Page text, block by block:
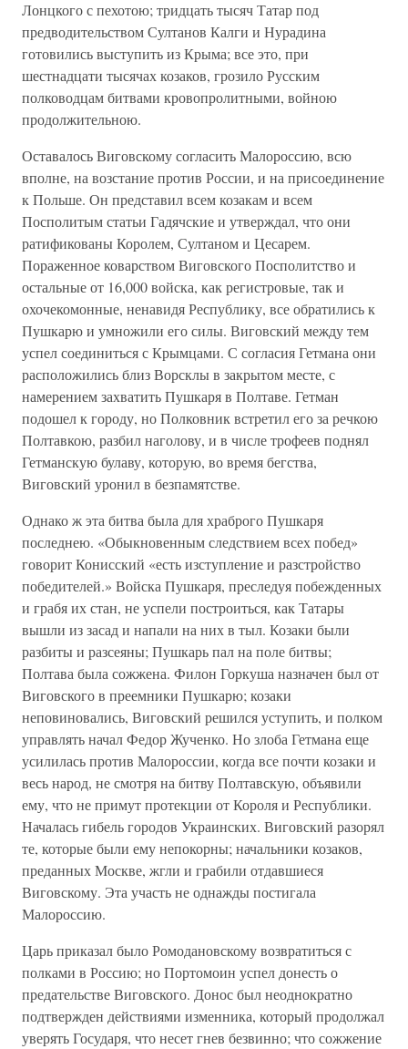
Лонцкого с пехотою; тридцать тысяч Татар под
предводительством Султанов Калги и Нурадина
готовились выступить из Крыма; все это, при
шестнадцати тысячах козаков, грозило Русским
полководцам битвами кровопролитными, войною
продолжительною.
Оставалось Виговскому согласить Малороссию, всю
вполне, на возстание против России, и на присоединение
к Польше. Он представил всем козакам и всем
Посполитым статьи Гадячские и утверждал, что они
ратификованы Королем, Султаном и Цесарем.
Пораженное коварством Виговского Посполитство и
остальные от 16,000 войска, как регистровые, так и
охочекомонные, ненавидя Республику, все обратились к
Пушкарю и умножили его силы. Виговский между тем
успел соединиться с Крымцами. С согласия Гетмана они
расположились близ Ворсклы в закрытом месте, с
намерением захватить Пушкаря в Полтаве. Гетман
подошел к городу, но Полковник встретил его за речкою
Полтавкою, разбил наголову, и в числе трофеев поднял
Гетманскую булаву, которую, во время бегства,
Виговский уронил в безпамятстве.
Однако ж эта битва была для храброго Пушкаря
последнею. «Обыкновенным следствием всех побед»
говорит Конисский «есть изступление и разстройство
победителей.» Войска Пушкаря, преследуя побежденных
и грабя их стан, не успели построиться, как Татары
вышли из засад и напали на них в тыл. Козаки были
разбиты и разсеяны; Пушкарь пал на поле битвы;
Полтава была сожжена. Филон Горкуша назначен был от
Виговского в преемники Пушкарю; козаки
неповиновались, Виговский решился уступить, и полком
управлять начал Федор Жученко. Но злоба Гетмана еще
усилилась против Малороссии, когда все почти козаки и
весь народ, не смотря на битву Полтавскую, объявили
ему, что не примут протекции от Короля и Республики.
Началась гибель городов Украинских. Виговский разорял
те, которые были ему непокорны; начальники козаков,
преданных Москве, жгли и грабили отдавшиеся
Виговскому. Эта участь не однажды постигала
Малороссию.
Царь приказал было Ромодановскому возвратиться с
полками в Россию; но Портомоин успел донесть о
предательстве Виговского. Донос был неоднократно
подтвержден действиями изменника, который продолжал
уверять Государя, что несет гнев безвинно; что сожжение